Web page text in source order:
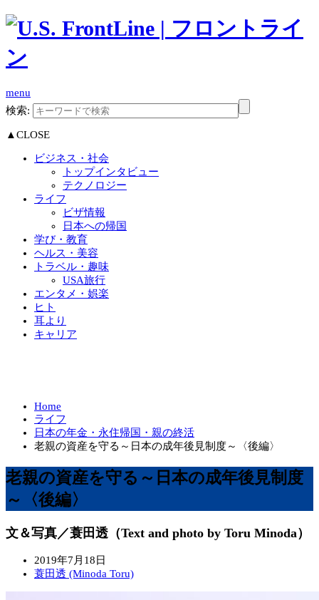
menu
検索:
▲CLOSE
ビジネス・社会
トップインタビュー
テクノロジー
ライフ
ビザ情報
日本への帰国
学び・教育
ヘルス・美容
トラベル・趣味
USA旅行
エンタメ・娯楽
ヒト
耳より
キャリア
Home
ライフ
日本の年金・永住帰国・親の終活
老親の資産を守る～日本の成年後見制度～〈後編〉
老親の資産を守る～日本の成年後見制度
～〈後編〉
文＆写真／蓑田透（Text and photo by Toru Minoda）
2019年7月18日
蓑田透 (Minoda Toru)